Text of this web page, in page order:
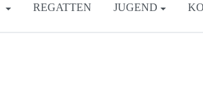
REGATTEN JUGEND